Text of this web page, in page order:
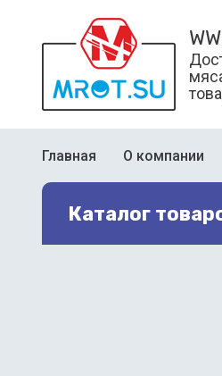
Главная О компании
Каталог